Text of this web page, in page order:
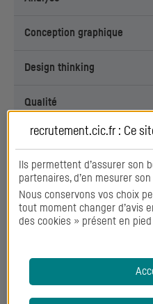
Conception graphique
Design thinking
Qualité
Gestion de produit
Innovation
Marketing opérationnel
recrutement.cic.fr : Ce
Ils permettent d’assurer son
partenaires, d’en mesurer
Nous conservons vos choix
tout moment changer d’avis
des cookies » présent en